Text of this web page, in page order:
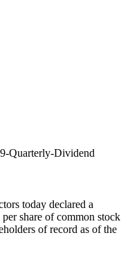
Quarterly-Dividend
today declared a
share of common stock
of record as of the